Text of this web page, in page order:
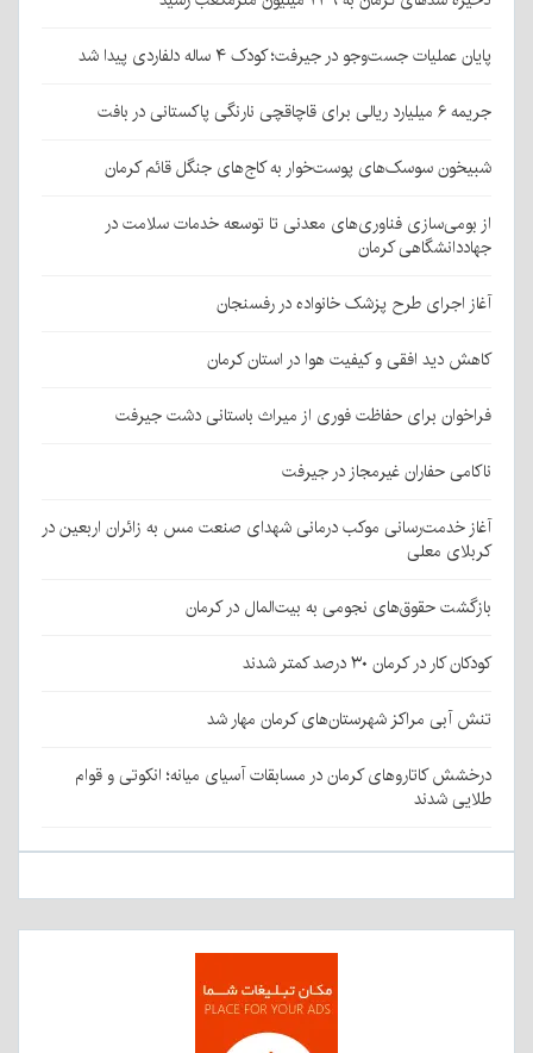
پایان عملیات جست‌وجو در جیرفت؛ کودک ۴ ساله دلفاردی پیدا شد
جریمه ۶ میلیارد ریالی برای قاچاقچی نارنگی پاکستانی در بافت
شبیخون سوسک‌های پوست‌خوار به کاج‌های جنگل قائم کرمان
از بومی‌سازی فناوری‌های معدنی تا توسعه خدمات سلامت در
جهاددانشگاهی کرمان
آغاز اجرای طرح پزشک خانواده در رفسنجان
کاهش دید افقی و کیفیت هوا در استان کرمان
فراخوان برای حفاظت فوری از میراث باستانی دشت جیرفت
ناکامی حفاران غیرمجاز در جیرفت
آغاز خدمت‌رسانی موکب درمانی شهدای صنعت مس به زائران اربعین در
کربلای معلی
بازگشت حقوق‌های نجومی به بیت‌المال در کرمان
کودکان کار در کرمان ۳۰ درصد کمتر شدند
تنش آبی مراکز شهرستان‌های کرمان مهار شد
درخشش کاتاروهای کرمان در مسابقات آسیای میانه؛ انکوتی و قوام
طلایی شدند